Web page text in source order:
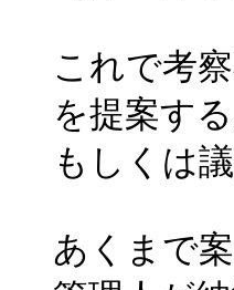
これで考
を提案する
もしくは議
あくまで案